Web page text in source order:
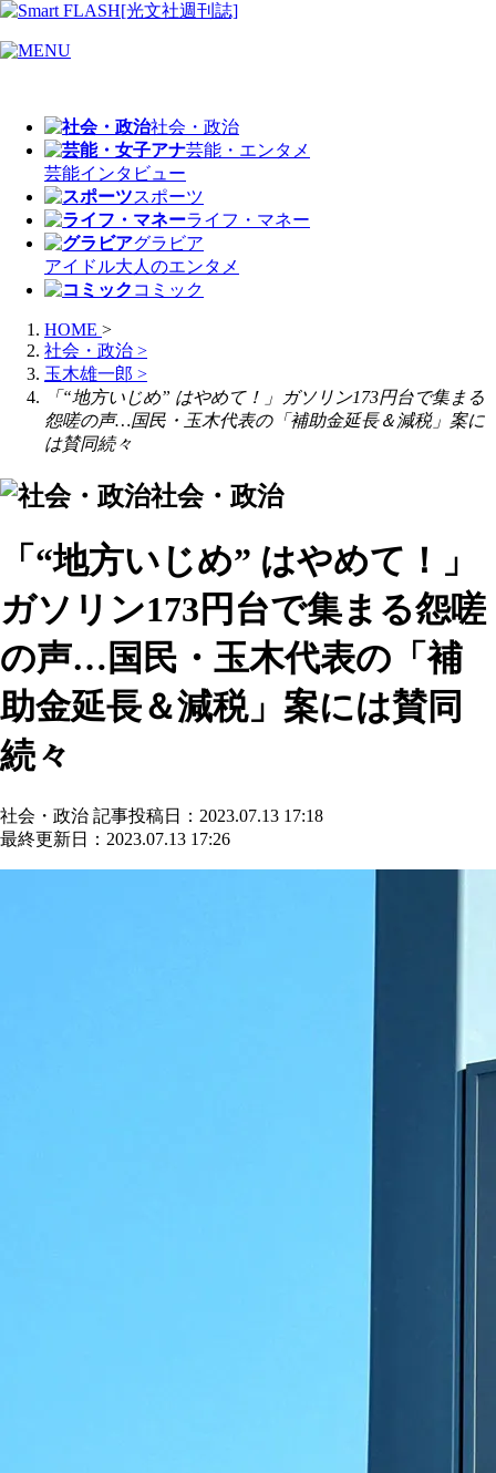
社会・政治
芸能・エンタメ
芸能インタビュー
スポーツ
ライフ・マネー
グラビア
アイドル大人のエンタメ
コミック
HOME >
社会・政治 >
玉木雄一郎 >
「“地方いじめ” はやめて！」ガソリン173円台で集まる
怨嗟の声…国民・玉木代表の「補助金延長＆減税」案に
は賛同続々
社会・政治
「“地方いじめ” はやめて！」
ガソリン173円台で集まる怨嗟
の声…国民・玉木代表の「補
助金延長＆減税」案には賛同
続々
社会・政治 記事投稿日：2023.07.13 17:18
最終更新日：2023.07.13 17:26